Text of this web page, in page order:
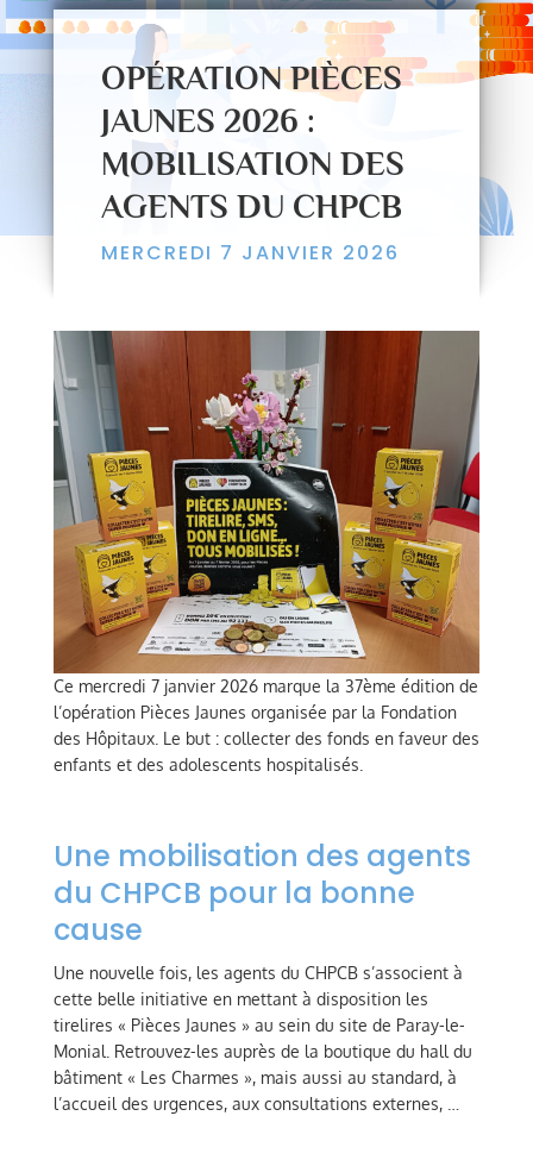
OPÉRATION PIÈCES
JAUNES 2026 :
MOBILISATION DES
AGENTS DU CHPCB
MERCREDI 7 JANVIER 2026
Ce mercredi 7 janvier 2026 marque la 37ème édition de
l’opération Pièces Jaunes organisée par la Fondation
des Hôpitaux. Le but : collecter des fonds en faveur des
enfants et des adolescents hospitalisés.
Une mobilisation des agents
du CHPCB pour la bonne
cause
Une nouvelle fois, les agents du CHPCB s’associent à
cette belle initiative en mettant à disposition les
tirelires « Pièces Jaunes » au sein du site de Paray-le-
Monial. Retrouvez-les auprès de la boutique du hall du
bâtiment « Les Charmes », mais aussi au standard, à
l’accueil des urgences, aux consultations externes, …